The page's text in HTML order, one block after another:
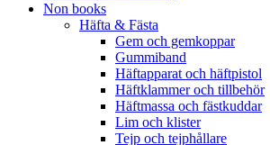
Non books
Häfta & Fästa
Gem och gemkoppar
Gummiband
Häftapparat och häftpistol
Häftklammer och tillbehör
Häftmassa och fästkuddar
Lim och klister
Tejp och tejphållare